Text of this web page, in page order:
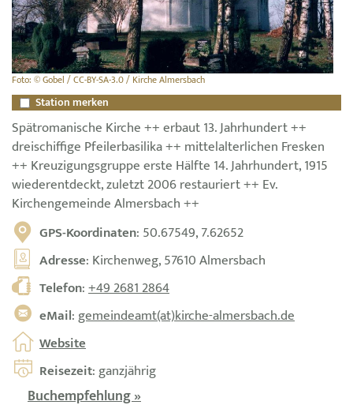
Foto: © Gobel / CC-BY-SA-3.0 / Kirche Almersbach
Station merken
Spätromanische Kirche ++ erbaut 13. Jahrhundert ++
dreischiffige Pfeilerbasilika ++ mittelalterlichen Fresken
++ Kreuzigungsgruppe erste Hälfte 14. Jahrhundert, 1915
wiederentdeckt, zuletzt 2006 restauriert ++ Ev.
Kirchengemeinde Almersbach ++
GPS-Koordinaten: 50.67549, 7.62652
Adresse: Kirchenweg, 57610 Almersbach
Telefon:+49 2681 2864
eMail:gemeindeamt(at)kirche-almersbach.de
Website
Reisezeit: ganzjährig
Buchempfehlung »